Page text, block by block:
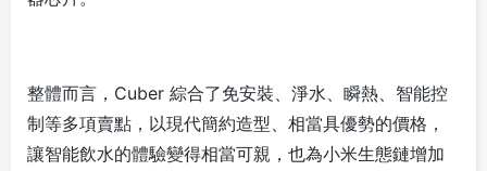
整體而言，Cuber 綜合了免安裝、淨水、瞬熱、智能控
制等多項賣點，以現代簡約造型、相當具優勢的價格，
讓智能飲水的體驗變得相當可親，也為小米生態鏈增加